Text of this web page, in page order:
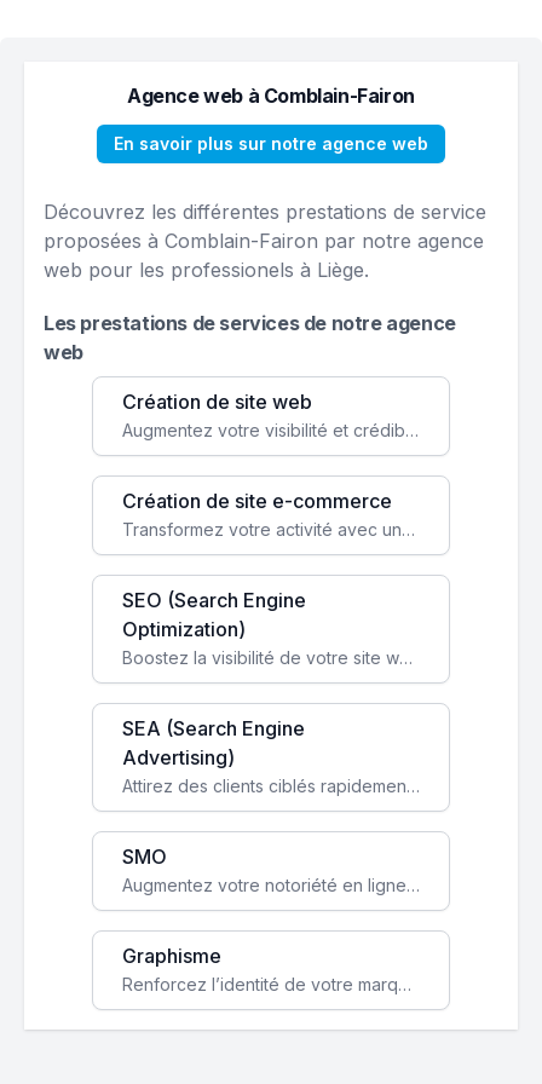
Agence web à Comblain-Fairon
En savoir plus sur notre agence web
Découvrez les différentes prestations de service
proposées à Comblain-Fairon par notre agence
web pour les professionels à Liège.
Les prestations de services de notre agence
web
Création de site web
Augmentez votre visibilité et crédibilité en ligne avec un site web performant, conçu pour attirer plus de clients.
Création de site e-commerce
Transformez votre activité avec une boutique en ligne, accessible à l'échelle mondiale 24/7.
SEO (Search Engine
Optimization)
Boostez la visibilité de votre site web sur Google et attirez du trafic qualifié grâce à nos stratégies SEO.
SEA (Search Engine
Advertising)
Attirez des clients ciblés rapidement avec des campagnes publicitaires payantes optimisées pour vos objectifs.
SMO
Augmentez votre notoriété en ligne et stimulez la croissance de votre entreprise grâce à une stratégie sociale sur mesure.
Graphisme
Renforcez l’identité de votre marque avec un design unique qui capte l’attention et engage vos clients.